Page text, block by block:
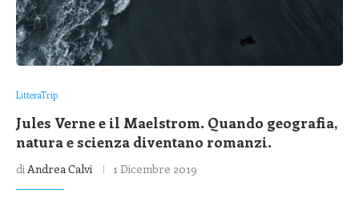
LitteraTrip
Jules Verne e il Maelstrom. Quando geografia,
natura e scienza diventano romanzi.
diAndrea Calvi 1 Dicembre 2019